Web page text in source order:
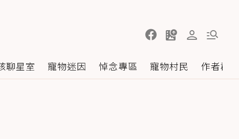
聊星室 寵物迷因 悼念專區 寵物村民 作者群